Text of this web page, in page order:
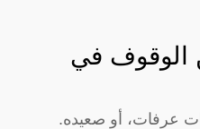
الوقوف في
عرفات، أو صعيده.